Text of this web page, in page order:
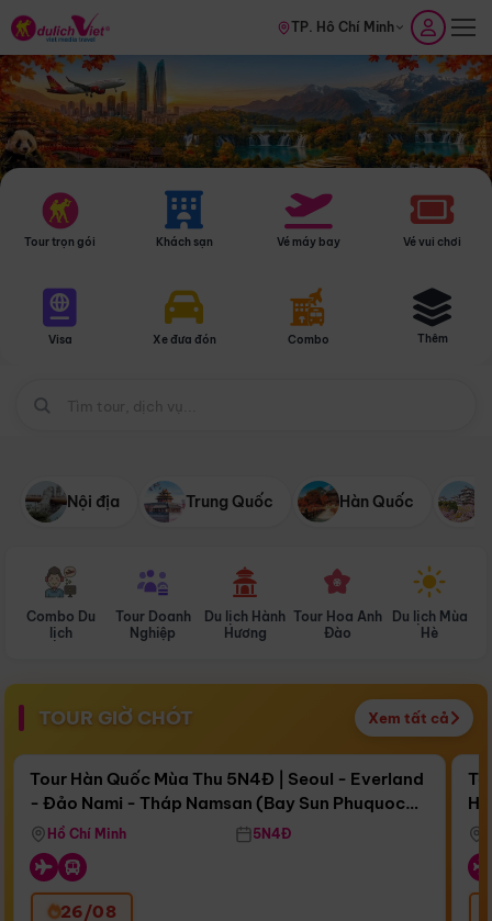
TP. Hồ Chí Minh
Tour trọn gói Khách sạn Vé máy bay Vé vui chơi
Visa Xe đưa đón Combo Thêm
Nội địa Trung Quốc Hàn Quốc
Combo Du
lịch
Tour Doanh
Nghiệp
Du lịch Hành
Hương
Tour Hoa Anh
Đào
Du lịch Mùa
Hè
TOUR GIỜ CHÓT Xem tất cả
Còn16 ngày 15:58:32
Bay Sun Phuquoc Airways
Điểm nổi bật
Tour Hàn Quốc Mùa Thu 5N4Đ | Seoul - Everland
- Đảo Nami - Tháp Namsan (Bay Sun Phuquoc
Airways)
Hồ Chí Minh 5N4Đ
26/08